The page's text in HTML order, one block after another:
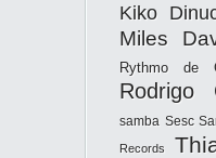
Kiko
Miles
Rythmo de
Rodrigo
samba Sesc
Records